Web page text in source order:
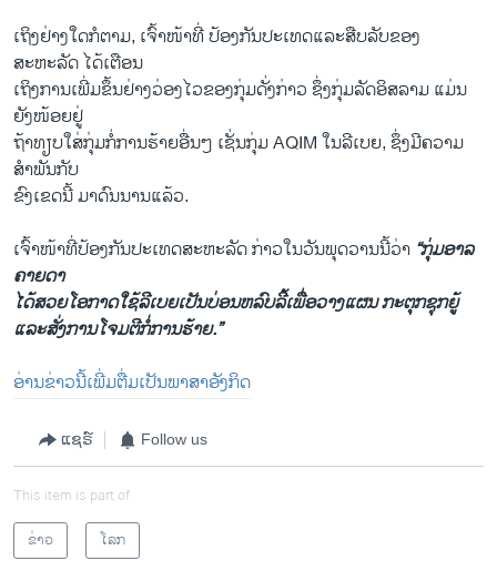
​ເຖິງ​ຢ່າງ​ໃດກໍ​ຕາມ, ເຈົ້າໜ້າ​ທີ່ ​ປ້ອງ​ກັນປະເທດແລະ​ສືບ​ລັບຂອງ​
ສະຫະລັດ ​ໄດ້​ເຕືອນ
​ເຖິງການ​ເພີ່ມ​ຂຶ້ນຢ່າງວ່ອງໄວ​ຂອງ​ກຸ່ມ​ດັ່ງກ່າວ ຊຶ່ງກຸ່ມ​ລັດ​ອິສລາມ ​ແມ່ນ​
ຍັງ​ໜ້ອຍຢູ່
ຖ້າ​ທຽບໃສ່​ກຸ່ມ​ກໍ່​ການ​ຮ້າຍ​ອື່ນໆ ​ເຊັ່ນ​ກຸ່ມ AQIM ​ໃນ​ລີ​ເບຍ, ຊຶ່ງມີຄວາມ
ສຳພັນກັບ​
ຂົງ​ເຂດ​ນີ້ ມາ​ດົນນານ​ແລ້ວ.
ເຈົ້າໜ້າທີ່ປ້ອງກັນປະເທດສະຫະລັດ ກ່າວໃນວັນພຸດວານນີ້ວ່າ “ກຸ່ມອາລ
ຄາຍດາ
ໄດ້ສວຍໂອກາດໃຊ້ລີເບຍເປັນບ່ອນຫລົບລີ້ເພື່ອວາງແຜນ ກະຕຸກຊຸກຍູ້
ແລະສັ່ງການໂຈມຕີກໍ່ການຮ້າຍ.”
ອ່ານ​ຂ່າວ​ນີ້​ເພີ່ມຕື່ມ​ເປັນ​ພາສາ​ອັງກິດ
ແຊຣ໌ Follow us
This item is part of
ຂ່າວ
ໂລກ